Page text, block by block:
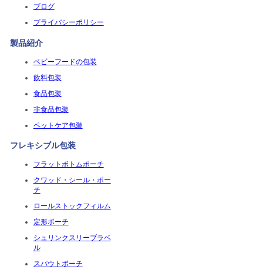
ブログ
プライバシーポリシー
製品紹介
ベビーフードの包装
飲料包装
食品包装
非食品包装
ペットケア包装
フレキシブル包装
フラットボトムポーチ
クワッド・シール・ポー
チ
ロールストックフィルム
定形ポーチ
シュリンクスリーブラベ
ル
スパウトポーチ